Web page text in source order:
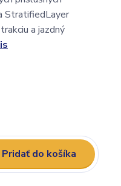
StratifiedLayer
a jazdný
Pridať do košíka